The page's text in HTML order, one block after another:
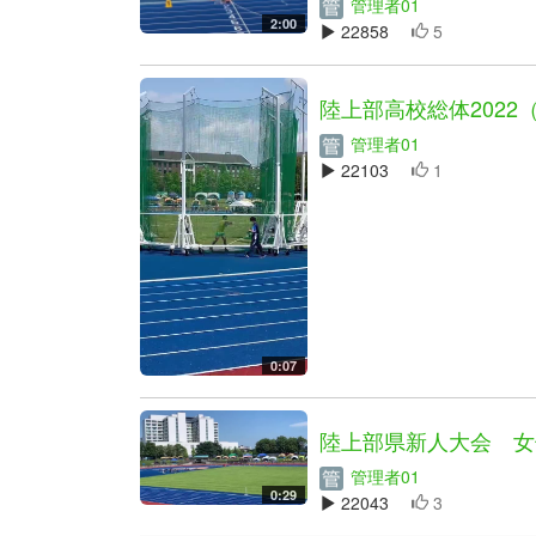
2:00
管理者01
22858
5
0:07
陸上部高校総体2022
管理者01
22103
1
0:29
陸上部県新人大会
管理者01
22043
3